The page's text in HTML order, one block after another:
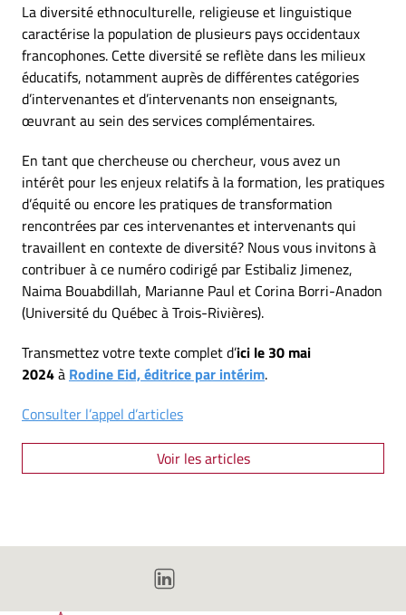
La diversité ethnoculturelle, religieuse et linguistique
caractérise la population de plusieurs pays occidentaux
francophones. Cette diversité se reflète dans les milieux
éducatifs, notamment auprès de différentes catégories
d’intervenantes et d’intervenants non enseignants,
œuvrant au sein des services complémentaires.
En tant que chercheuse ou chercheur, vous avez un
intérêt pour les enjeux relatifs à la formation, les pratiques
d’équité ou encore les pratiques de transformation
rencontrées par ces intervenantes et intervenants qui
travaillent en contexte de diversité? Nous vous invitons à
contribuer à ce numéro codirigé par Estibaliz Jimenez,
Naima Bouabdillah, Marianne Paul et Corina Borri-Anadon
(Université du Québec à Trois-Rivières).
Transmettez votre texte complet d’ici le 30 mai
2024à Rodine Eid, éditrice par intérim.
Consulter l’appel d’articles
Voir les articles